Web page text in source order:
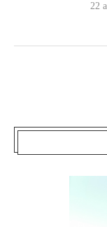
22